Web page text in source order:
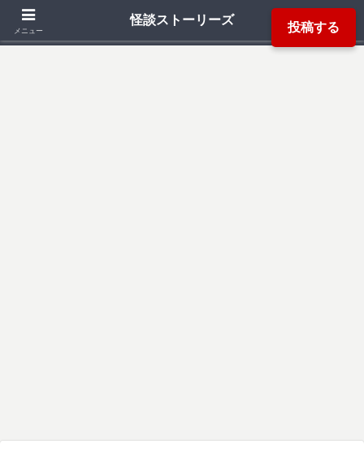
投稿する
「死ぬ程洒落にならない怖い話」「本当にあった怖い話」「都市伝説」などか
メニュー
怪談ストーリーズ
検索